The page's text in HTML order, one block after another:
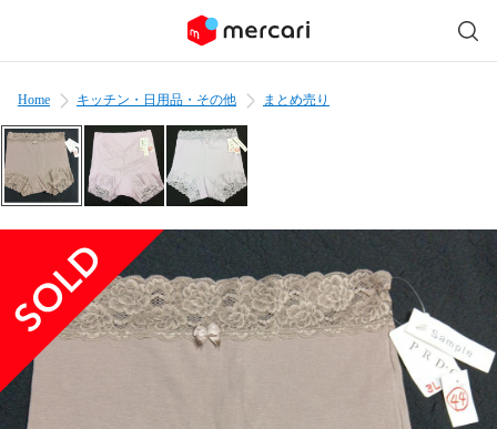
Home キッチン・日用品・その他 まとめ売り